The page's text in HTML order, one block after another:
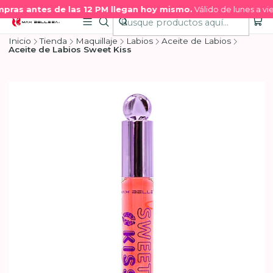
antes de las 12 PM llegan hoy mismo.Válido de lunes a
Inicio Tienda Maquillaje Labios
Aceite de Labios
Aceite de Labios Sweet Kiss